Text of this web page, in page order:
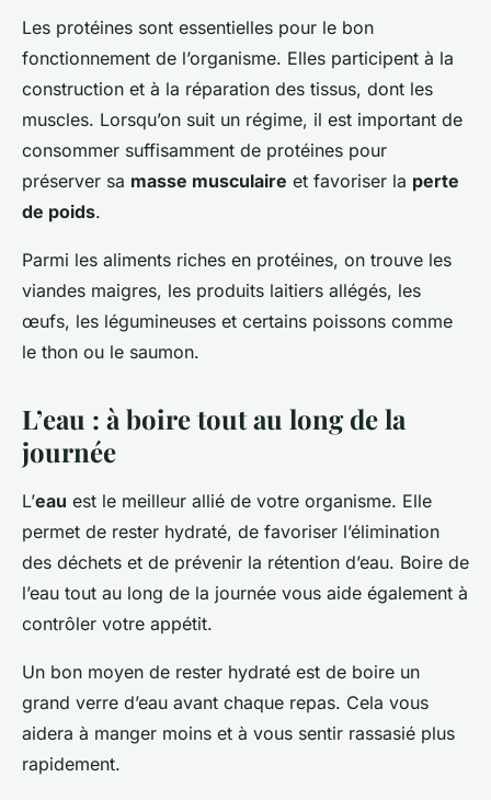
Les protéines sont essentielles pour le bon
fonctionnement de l’organisme. Elles participent à la
construction et à la réparation des tissus, dont les
muscles. Lorsqu’on suit un régime, il est important de
consommer suffisamment de protéines pour
préserver sa masse musculaire et favoriser la perte
de poids.
Parmi les aliments riches en protéines, on trouve les
viandes maigres, les produits laitiers allégés, les
œufs, les légumineuses et certains poissons comme
le thon ou le saumon.
L’eau : à boire tout au long de la
journée
L’eau est le meilleur allié de votre organisme. Elle
permet de rester hydraté, de favoriser l’élimination
des déchets et de prévenir la rétention d’eau. Boire de
l’eau tout au long de la journée vous aide également à
contrôler votre appétit.
Un bon moyen de rester hydraté est de boire un
grand verre d’eau avant chaque repas. Cela vous
aidera à manger moins et à vous sentir rassasié plus
rapidement.